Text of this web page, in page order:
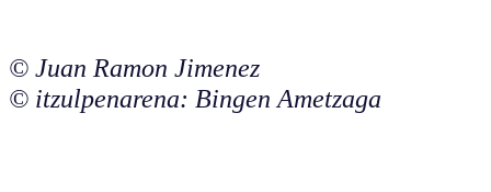
© Juan Ramon Jimenez
© itzulpenarena: Bingen Ametzaga